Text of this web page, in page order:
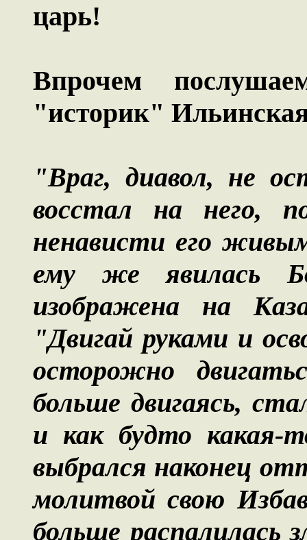
царь!
Впрочем
"историк" Ильинская
"Враг, диавол, не
восстал на него,
ненависти его
ему же явилась
изображена на
"Двигай руками и
осторожно
больше двигаясь,
и как будто какая-
выбрался наконец
молитвой свою
больше распалилась